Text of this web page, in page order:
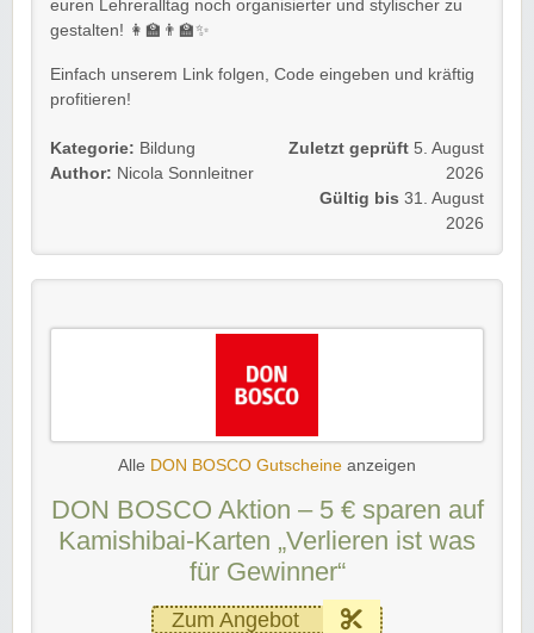
euren Lehreralltag noch organisierter und stylischer zu
gestalten! 👩‍🏫👨‍🏫✨
Einfach unserem Link folgen, Code eingeben und kräftig
profitieren!
Kategorie: Bildung
Author: Nicola Sonnleitner
Zuletzt geprüft 5. August
2026
Gültig bis 31. August
2026
Alle DON BOSCO Gutscheine anzeigen
DON BOSCO Aktion – 5 € sparen auf
Kamishibai-Karten „Verlieren ist was
für Gewinner“
Zum Angebot